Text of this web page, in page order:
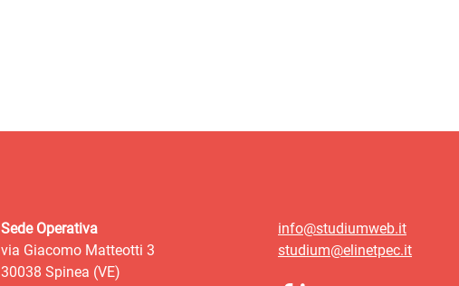
Sede Operativa
via Giacomo Matteotti 3
30038 Spinea (VE)
info@studiumweb.it
studium@elinetpec.it